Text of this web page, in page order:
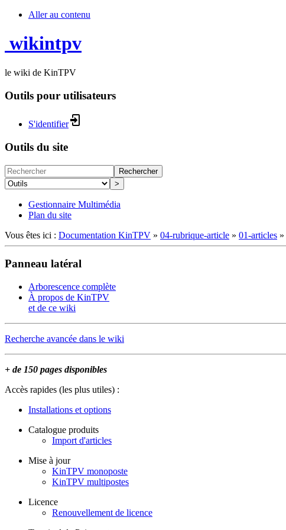
Aller au contenu
wikintpv
le wiki de KinTPV
Outils pour utilisateurs
S'identifier
Outils du site
Rechercher
>
Gestionnaire Multimédia
Plan du site
Vous êtes ici : Documentation KinTPV » 04-rubrique-article » 01-articles »
Panneau latéral
Arborescence complète
À propos de KinTPV
et de ce wiki
Recherche avancée dans le wiki
+ de 150 pages disponibles
Accès rapides (les plus utiles) :
Installations et options
Catalogue produits
Import d'articles
Mise à jour
KinTPV monoposte
KinTPV multipostes
Licence
Renouvellement de licence